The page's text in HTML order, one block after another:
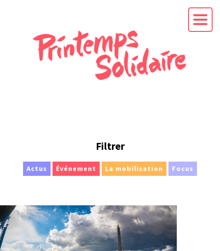
EN
La mission
RENDEZ-VOUS
SOLIDAIRES
Filtrer
Actus Événement La mobilisation Focus